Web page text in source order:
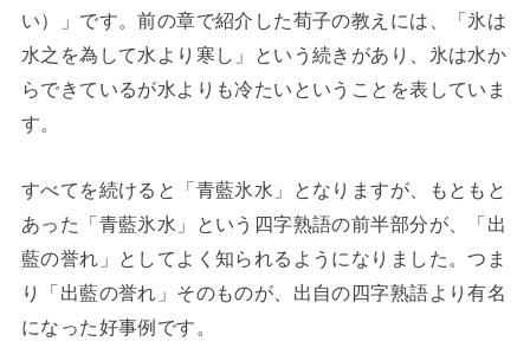
い）」です。前の章で紹介した荀子の教えには、「氷は
水之を為して水より寒し」という続きがあり、氷は水か
らできているが水よりも冷たいということを表していま
す。
すべてを続けると「青藍氷水」となりますが、もともと
あった「青藍氷水」という四字熟語の前半部分が、「出
藍の誉れ」としてよく知られるようになりました。つま
り「出藍の誉れ」そのものが、出自の四字熟語より有名
になった好事例です。